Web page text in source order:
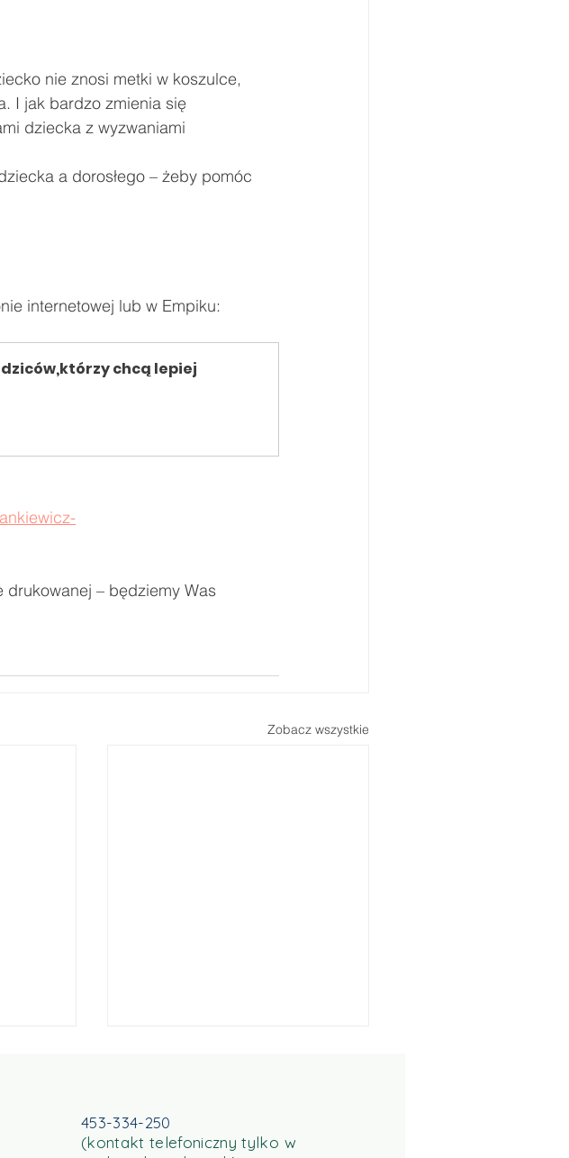
nie znosi metki w koszulce,
I jak bardzo zmienia się
dziecka z wyzwaniami
a dorosłego – żeby pomóc
internetowej lub w Empiku:
chcą lepiej
– będziemy Was
Zobacz wszystkie
453-334-250
(kontakt telefoniczny tylko w